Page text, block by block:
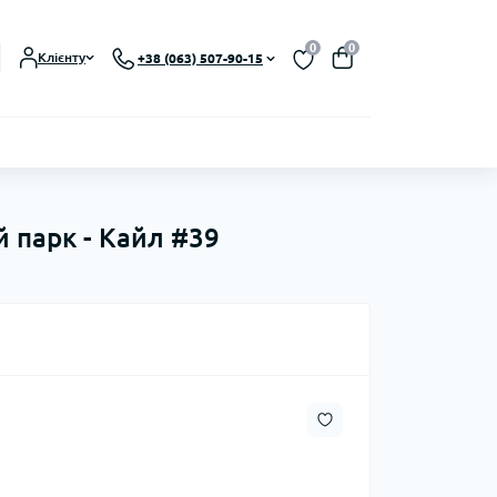
Клієнту +38 (063) 507-90-15
0 0
парк - Кайл #39